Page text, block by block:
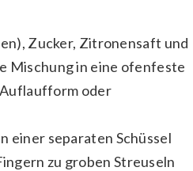
Zucker, Zitronensaft und
Mischung in eine ofenfeste
Auflaufform oder
einer separaten Schüssel
zu groben Streuseln